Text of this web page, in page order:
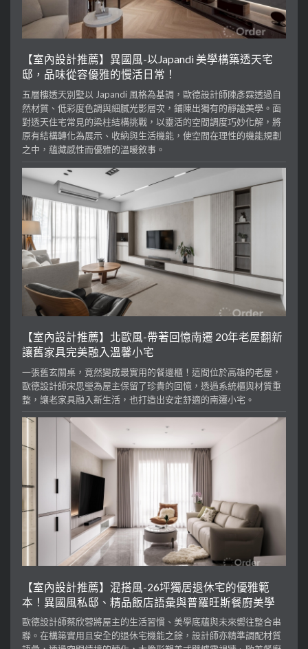
【室內設計推薦】異國風-以Japandi 美學構築透天宅
邸，品味從容優雅的慢活日常！
五層樓透天別墅以 Japandi 風格為基調，歐德設計師陳彥霖透過自
然材質、低彩度色調與細膩光影層次，鋪陳出獨有的靜謐美學。面
對透天住宅常見的梁柱結構挑戰，以靈活的空間調度巧妙化解，將
原有結構轉化為展示、收納與生活機能，使空間在理性的機能規劃
之中，蘊藏感性而優雅的溫暖敘事。
【室內設計推薦】北歐風-帶著回憶南遷 20年老屋翻新
讓舊家具完美融入溫馨小宅
一張舊玄關桌，竟然變成最實用的餐邊櫃！這間位於高雄的老屋，
歐德設計師宋思瑩為屋主保留了珍貴的回憶，透過系統櫃與材質重
整，讓老家具融入新生活，也打造出安定舒適的南遷小宅。
【室內設計推薦】混搭風-26坪獨居退休宅的優雅範
本！異國風私邸、精品飯店語彙與普羅旺斯餐廚美學
歐德設計師蔡欣蓉將屋主的生活習慣、美學底蘊與未來嚮往整合串
聯。在構築實用且安全的退休宅機能之餘，設計師亦精準調配材質